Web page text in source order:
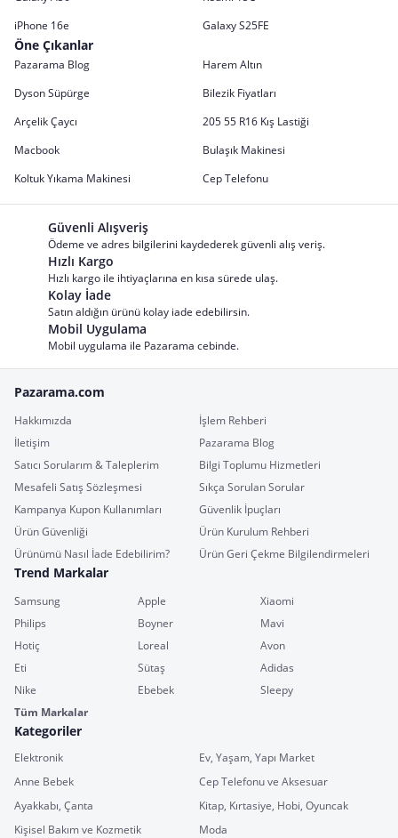
iPhone 16e
Galaxy S25FE
Öne Çıkanlar
Pazarama Blog
Harem Altın
Dyson Süpürge
Bilezik Fiyatları
Arçelik Çaycı
205 55 R16 Kış Lastiği
Macbook
Bulaşık Makinesi
Koltuk Yıkama Makinesi
Cep Telefonu
Güvenli Alışveriş
Ödeme ve adres bilgilerini kaydederek güvenli alış veriş.
Hızlı Kargo
Hızlı kargo ile ihtiyaçlarına en kısa sürede ulaş.
Kolay İade
Satın aldığın ürünü kolay iade edebilirsin.
Mobil Uygulama
Mobil uygulama ile Pazarama cebinde.
Pazarama.com
Hakkımızda
İşlem Rehberi
İletişim
Pazarama Blog
Satıcı Sorularım & Taleplerim
Bilgi Toplumu Hizmetleri
Mesafeli Satış Sözleşmesi
Sıkça Sorulan Sorular
Kampanya Kupon Kullanımları
Güvenlik İpuçları
Ürün Güvenliği
Ürün Kurulum Rehberi
Ürünümü Nasıl İade Edebilirim?
Ürün Geri Çekme Bilgilendirmeleri
Trend Markalar
Samsung Apple
Xiaomi
Philips
Boyner
Mavi
Hotiç
Loreal
Avon
Eti
Sütaş
Adidas
Nike
Ebebek
Sleepy
Tüm Markalar
Kategoriler
Elektronik
Ev, Yaşam, Yapı Market
Anne Bebek
Cep Telefonu ve Aksesuar
Ayakkabı, Çanta
Kitap, Kırtasiye, Hobi, Oyuncak
Kişisel Bakım ve Kozmetik
Moda